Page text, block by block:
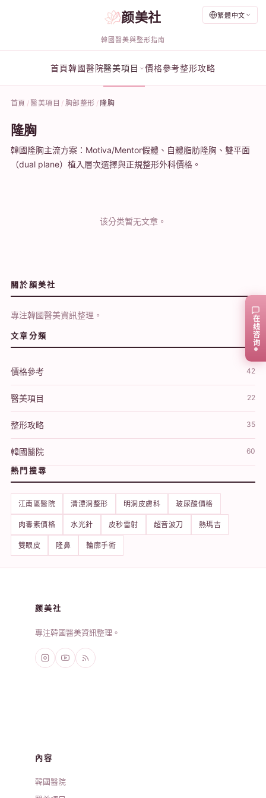
繁體中文
颜美社
韓國醫美與整形指南
首頁韓國醫院醫美項目 價格參考整形攻略
首頁 醫美項目 胸部整形 隆胸
隆胸
韓國隆胸主流方案：Motiva/Mentor假體、自體脂肪隆胸、雙平面
（dual plane）植入層次選擇與正規整形外科價格。
该分类暂无文章。
關於顔美社
專注韓國醫美資訊整理。
文章分類
價格參考 42
醫美項目 22
整形攻略 35
韓國醫院 60
熱門搜尋
江南區醫院 清潭洞整形 明洞皮膚科 玻尿酸價格
肉毒素價格 水光針 皮秒雷射 超音波刀 熱瑪吉
雙眼皮 隆鼻 輪廓手術
颜美社
專注韓國醫美資訊整理。
內容
韓國醫院
在线咨询